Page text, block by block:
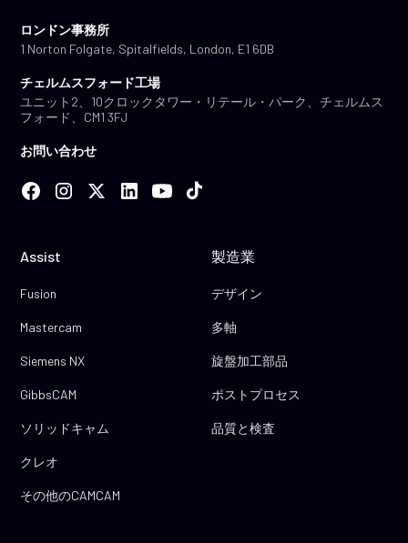
ロンドン事務所
1 Norton Folgate, Spitalfields, London, E1 6DB
チェルムスフォード工場
ユニット2、10クロックタワー・リテール・パーク、チェルムス
フォード、CM1 3FJ
お問い合わせ
Assist
Fusion
Mastercam
Siemens NX
GibbsCAM
ソリッドキャム
クレオ
その他のCAMCAM
製造業
デザイン
多軸
旋盤加工部品
ポストプロセス
品質と検査